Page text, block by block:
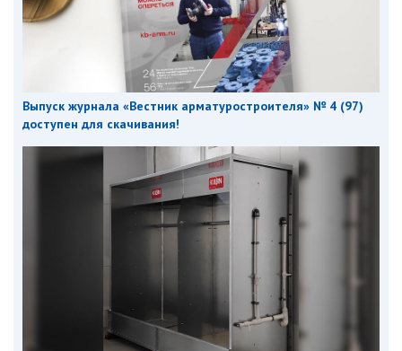
Выпуск журнала «Вестник арматуростроителя» № 4 (97)
доступен для скачивания!